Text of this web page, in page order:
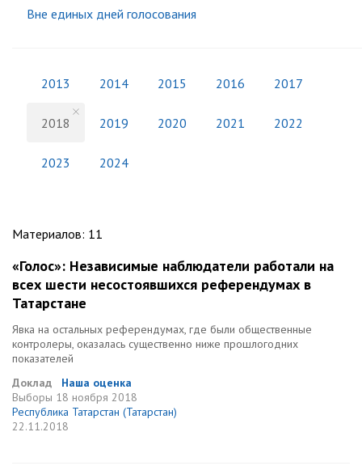
Вне единых дней голосования
2013 2014 2015 2016 2017
2018 2019 2020 2021 2022
2023 2024
Материалов: 11
«Голос»: Независимые наблюдатели работали на
всех шести несостоявшихся референдумах в
Татарстане
Явка на остальных референдумах, где были общественные
контролеры, оказалась существенно ниже прошлогодних
показателей
Доклад
Наша оценка
Выборы 18 ноября 2018
Республика Татарстан (Татарстан)
22.11.2018